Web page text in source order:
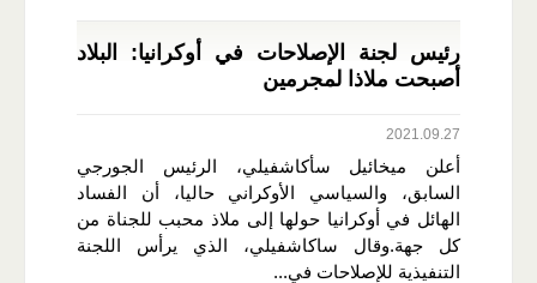
رئيس لجنة الإصلاحات في أوكرانيا: البلاد
أصبحت ملاذا لمجرمين
2021.09.27
أعلن ميخائيل سأكاشفيلي، الرئيس الجورجي
السابق، والسياسي الأوكراني حاليا، أن الفساد
الهائل في أوكرانيا حولها إلى ملاذ محبب للجناة من
كل جهة.وقال ساكاشفيلي، الذي يرأس اللجنة
التنفيذية للإصلاحات في...